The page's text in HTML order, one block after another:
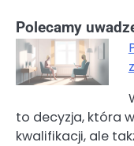
Polecamy
to decyzja, która
kwalifikacji, ale
Nawigacja